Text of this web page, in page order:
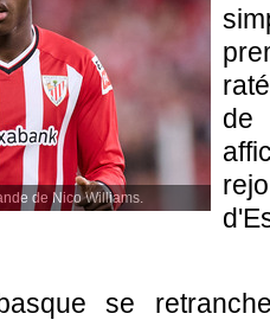
de Nico Williams.
de
se